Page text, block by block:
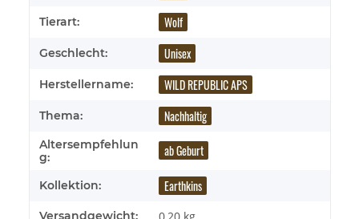
Tierart: Wolf
Geschlecht: Unisex
Herstellername: WILD REPUBLIC APS
Thema: Nachhaltig
Altersempfehlun
g:
ab Geburt
Kollektion: Earthkins
Versandgewicht: